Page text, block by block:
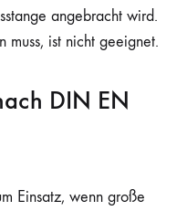
angebracht wird.
muss, ist nicht geeignet.
DIN EN
Einsatz, wenn große